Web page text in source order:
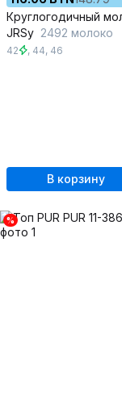
JRSy 2492 молоко
42 , 44, 46
В корзину
%